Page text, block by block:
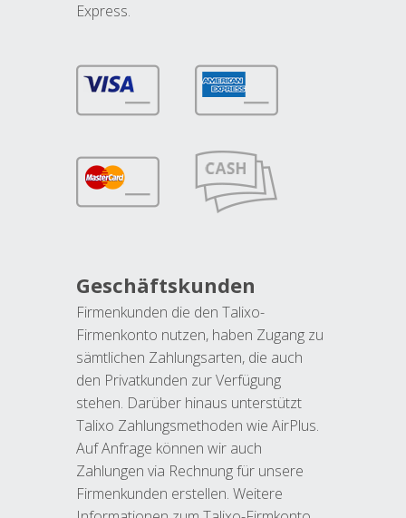
Express.
Geschäftskunden
Firmenkunden die den Talixo-
Firmenkonto nutzen, haben Zugang zu
sämtlichen Zahlungsarten, die auch
den Privatkunden zur Verfügung
stehen. Darüber hinaus unterstützt
Talixo Zahlungsmethoden wie AirPlus.
Auf Anfrage können wir auch
Zahlungen via Rechnung für unsere
Firmenkunden erstellen. Weitere